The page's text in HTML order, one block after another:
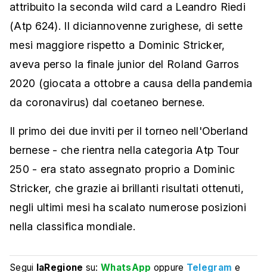
attribuito la seconda wild card a Leandro Riedi
(Atp 624). Il diciannovenne zurighese, di sette
mesi maggiore rispetto a Dominic Stricker,
aveva perso la finale junior del Roland Garros
2020 (giocata a ottobre a causa della pandemia
da coronavirus) dal coetaneo bernese.
Il primo dei due inviti per il torneo nell'Oberland
bernese - che rientra nella categoria Atp Tour
250 - era stato assegnato proprio a Dominic
Stricker, che grazie ai brillanti risultati ottenuti,
negli ultimi mesi ha scalato numerose posizioni
nella classifica mondiale.
Segui laRegione su:WhatsApp oppure Telegram e